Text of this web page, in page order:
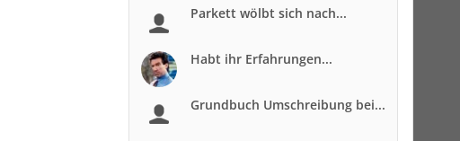
Parkett wölbt sich nach...
Habt ihr Erfahrungen...
Grundbuch Umschreibung bei...